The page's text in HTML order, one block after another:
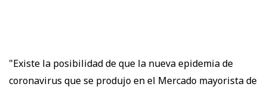
"Existe la posibilidad de que la nueva epidemia de
coronavirus que se produjo en el Mercado mayorista de